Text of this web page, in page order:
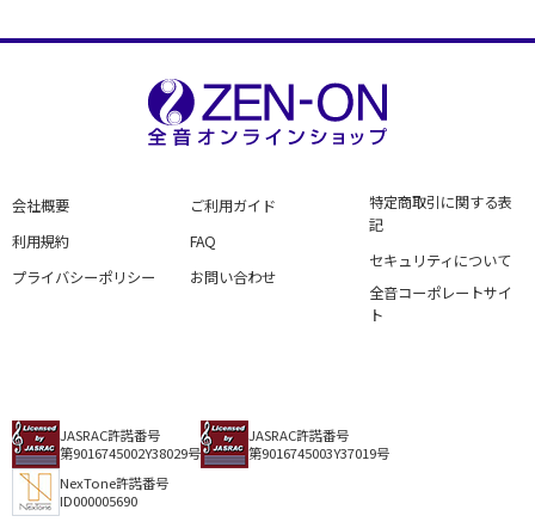
会社概要
利用規約
プライバシーポリシー
ご利用ガイド
FAQ
お問い合わせ
特定商取引に関する表
記
セキュリティについて
全音コーポレートサイ
ト
JASRAC許諾番号
第9016745002Y38029号
JASRAC許諾番号
第9016745003Y37019号
NexTone許諾番号
ID000005690